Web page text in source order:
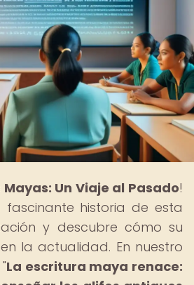
Mayas: Un Viaje al Pasado!
fascinante historia de esta
y descubre cómo su
la actualidad. En nuestro
La escritura maya renace: